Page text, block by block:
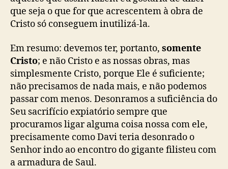
que seja o que for que acrescentem à obra de
Cristo só conseguem inutilizá-la.
Em resumo: devemos ter, portanto, somente
Cristo; e não Cristo e as nossas obras, mas
simplesmente Cristo, porque Ele é suficiente;
não precisamos de nada mais, e não podemos
passar com menos. Desonramos a suficiência do
Seu sacrifício expiatório sempre que
procuramos ligar alguma coisa nossa com ele,
precisamente como Davi teria desonrado o
Senhor indo ao encontro do gigante filisteu com
a armadura de Saul.